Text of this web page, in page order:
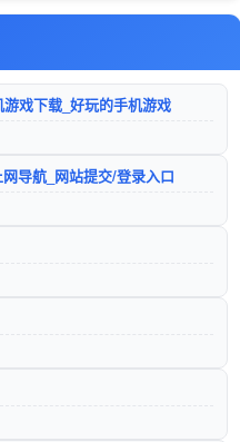
导航
戏下载_好玩的手机游戏
导航_网站提交/登录入口